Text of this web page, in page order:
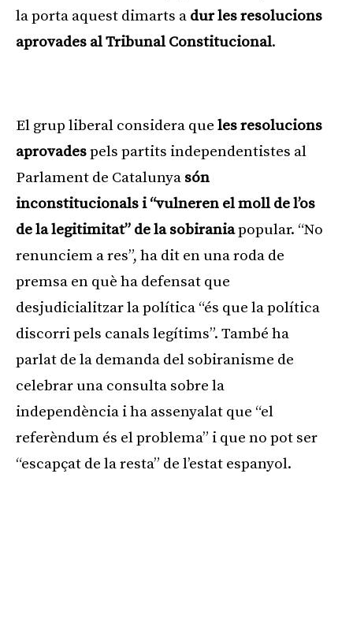
la porta aquest dimarts a dur les resolucions
aprovades al Tribunal Constitucional.
El grup liberal considera que les resolucions
aprovadespels partits independentistes al
Parlament de Catalunya són
inconstitucionals i “vulneren el moll de l’os
de la legitimitat” de la sobiraniapopular. “No
renunciem a res”, ha dit en una roda de
premsa en què ha defensat que
desjudicialitzar la política “és que la política
discorri pels canals legítims”. També ha
parlat de la demanda del sobiranisme de
celebrar una consulta sobre la
independència i ha assenyalat que “el
referèndum és el problema” i que no pot ser
“escapçat de la resta” de l’estat espanyol.